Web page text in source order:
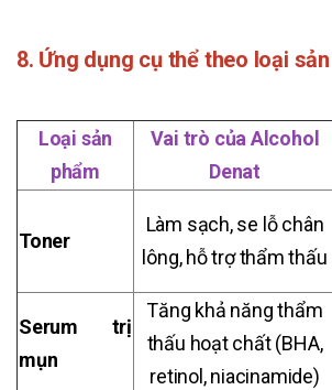
8. Ứng dụng cụ thể theo loại
Loại sản
phẩm
Vai trò của Alcohol
Denat
Toner
Làm sạch, se lỗ chân
lông, hỗ trợ thẩm thấu
Serum trị
mụn
Tăng khả năng thẩm
thấu hoạt chất (BHA,
retinol, niacinamide)